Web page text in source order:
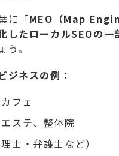
に「MEO（Map
したローカルSEOの一
。
ジネスの例：
フェ
ステ、整体院
士・弁護士など）